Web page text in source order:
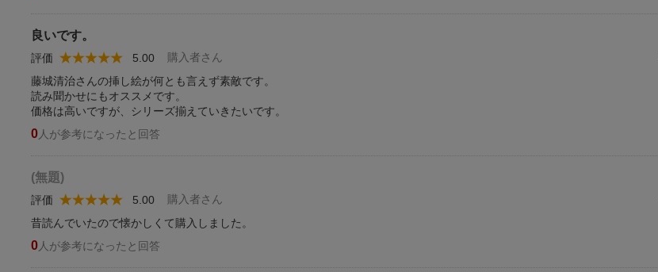
良いです。
購入者さん
評価 5.00
藤城清治さんの挿し絵が何とも言えず素敵です。
読み聞かせにもオススメです。
価格は高いですが、シリーズ揃えていきたいです。
0 人が参考になったと回答
(無題)
購入者さん
評価 5.00
昔読んでいたので懐かしくて購入しました。
0 人が参考になったと回答